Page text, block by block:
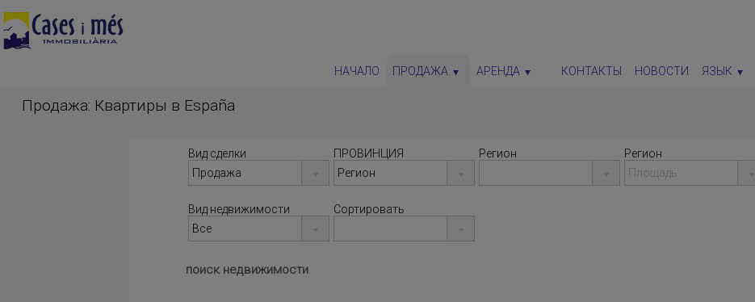
НАЧАЛО ПРОДАЖА АРЕНДА КОНТАКТЫ НОВОСТИ ЯЗЫК
Продажа: Квартиры в España
Вид сделки ПРОВИНЦИЯ Регион Регион
Вид недвижимости Сортировать
поиск недвижимости